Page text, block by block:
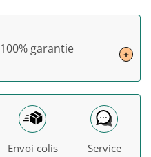
100% garantie +
Envoi colis
Service